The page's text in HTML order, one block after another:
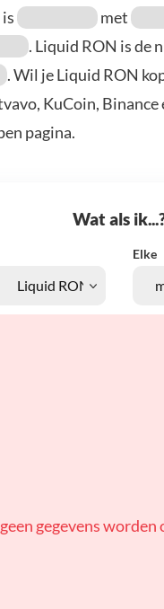
met
. Liquid RON is de
. Wil je Liquid RON
KuCoin, Binance
pagina.
Wat als
Elke
gegevens